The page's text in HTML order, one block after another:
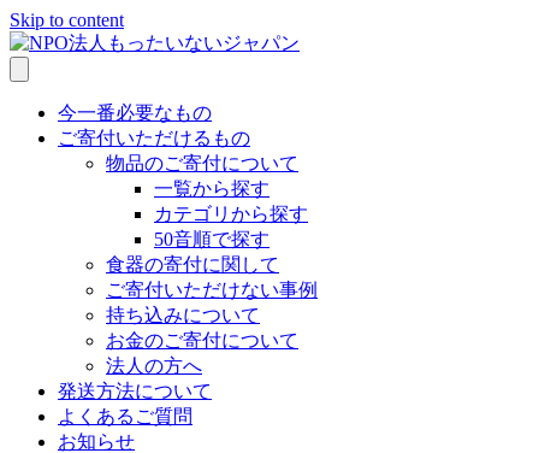
Skip to content
今一番必要なもの
ご寄付いただけるもの
物品のご寄付について
一覧から探す
カテゴリから探す
50音順で探す
食器の寄付に関して
ご寄付いただけない事例
持ち込みについて
お金のご寄付について
法人の方へ
発送方法について
よくあるご質問
お知らせ